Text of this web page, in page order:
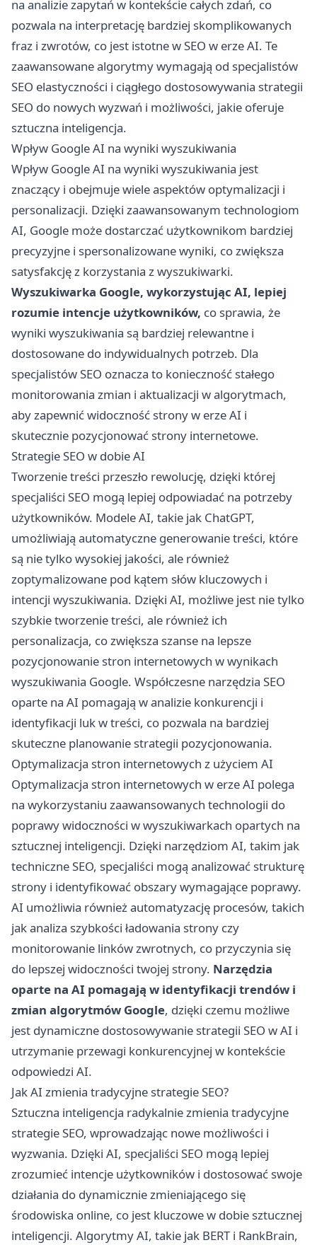
na analizie zapytań w kontekście całych zdań, co
pozwala na interpretację bardziej skomplikowanych
fraz i zwrotów, co jest istotne w SEO w erze AI. Te
zaawansowane algorytmy wymagają od specjalistów
SEO elastyczności i ciągłego dostosowywania strategii
SEO do nowych wyzwań i możliwości, jakie oferuje
sztuczna inteligencja.
Wpływ Google AI na wyniki wyszukiwania
Wpływ Google AI na wyniki wyszukiwania jest
znaczący i obejmuje wiele aspektów optymalizacji i
personalizacji. Dzięki zaawansowanym technologiom
AI, Google może dostarczać użytkownikom bardziej
precyzyjne i spersonalizowane wyniki, co zwiększa
satysfakcję z korzystania z wyszukiwarki.
Wyszukiwarka Google, wykorzystując AI, lepiej
rozumie intencje użytkowników, co sprawia, że
wyniki wyszukiwania są bardziej relewantne i
dostosowane do indywidualnych potrzeb. Dla
specjalistów SEO oznacza to konieczność stałego
monitorowania zmian i aktualizacji w algorytmach,
aby zapewnić widoczność strony w erze AI i
skutecznie pozycjonować strony internetowe.
Strategie SEO w dobie AI
Tworzenie treści przeszło rewolucję, dzięki której
specjaliści SEO mogą lepiej odpowiadać na potrzeby
użytkowników. Modele AI, takie jak ChatGPT,
umożliwiają automatyczne generowanie treści, które
są nie tylko wysokiej jakości, ale również
zoptymalizowane pod kątem słów kluczowych i
intencji wyszukiwania. Dzięki AI, możliwe jest nie tylko
szybkie tworzenie treści, ale również ich
personalizacja, co zwiększa szanse na lepsze
pozycjonowanie stron internetowych w wynikach
wyszukiwania Google. Współczesne narzędzia SEO
oparte na AI pomagają w analizie konkurencji i
identyfikacji luk w treści, co pozwala na bardziej
skuteczne planowanie strategii pozycjonowania.
Optymalizacja stron internetowych z użyciem AI
Optymalizacja stron internetowych w erze AI polega
na wykorzystaniu zaawansowanych technologii do
poprawy widoczności w wyszukiwarkach opartych na
sztucznej inteligencji. Dzięki narzędziom AI, takim jak
techniczne SEO, specjaliści mogą analizować strukturę
strony i identyfikować obszary wymagające poprawy.
AI umożliwia również automatyzację procesów, takich
jak analiza szybkości ładowania strony czy
monitorowanie linków zwrotnych, co przyczynia się
do lepszej widoczności twojej strony. Narzędzia
oparte na AI pomagają w identyfikacji trendów i
zmian algorytmów Google, dzięki czemu możliwe
jest dynamiczne dostosowywanie strategii SEO w AI i
utrzymanie przewagi konkurencyjnej w kontekście
odpowiedzi AI.
Jak AI zmienia tradycyjne strategie SEO?
Sztuczna inteligencja radykalnie zmienia tradycyjne
strategie SEO, wprowadzając nowe możliwości i
wyzwania. Dzięki AI, specjaliści SEO mogą lepiej
zrozumieć intencje użytkowników i dostosować swoje
działania do dynamicznie zmieniającego się
środowiska online, co jest kluczowe w dobie sztucznej
inteligencji. Algorytmy AI, takie jak BERT i RankBrain,